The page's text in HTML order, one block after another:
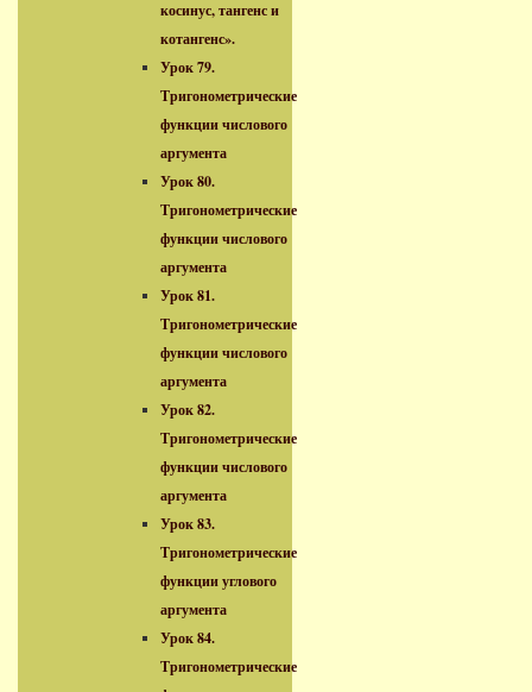
косинус, тангенс и
котангенс».
Урок 79.
Тригонометрические
функции числового
аргумента
Урок 80.
Тригонометрические
функции числового
аргумента
Урок 81.
Тригонометрические
функции числового
аргумента
Урок 82.
Тригонометрические
функции числового
аргумента
Урок 83.
Тригонометрические
функции углового
аргумента
Урок 84.
Тригонометрические